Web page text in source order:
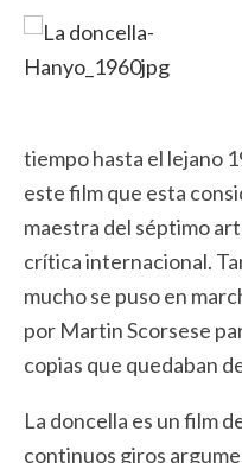
tiempo hasta el lejano
este film que esta
maestra del séptimo
crítica internacional.
mucho se puso en
por Martin Scorsese
copias que quedaban
La doncella es un film
continuos giros